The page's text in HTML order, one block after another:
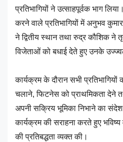
प्रतिभागियों ने उत्साहपूर्वक भाग
करने वाले प्रतिभागियों में अनुभव
ने द्वितीय स्थान तथा रुद्र कौशिक ने
विजेताओं को बधाई देते हुए उनके
कार्यक्रम के दौरान सभी
चलाने, फिटनेस को प्राथमिकता देने
अपनी सक्रिय भूमिका निभाने का
कार्यक्रम की सराहना करते हुए
की प्रतिबद्धता व्यक्त की।